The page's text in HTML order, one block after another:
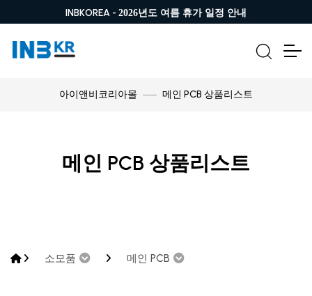
INBKOREA - 2026년도 여름 휴가 일정 안내
아이앤비코리아몰 메인 PCB 상품리스트
메인 PCB 상품리스트
소모품 메인 PCB